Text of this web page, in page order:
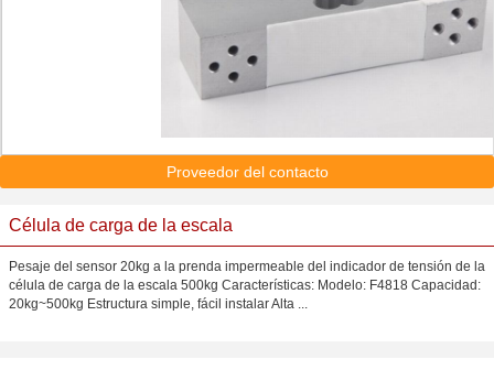
Proveedor del contacto
Célula de carga de la escala
Pesaje del sensor 20kg a la prenda impermeable del indicador de tensión de la
célula de carga de la escala 500kg Características: Modelo: F4818 Capacidad:
20kg~500kg Estructura simple, fácil instalar Alta ...